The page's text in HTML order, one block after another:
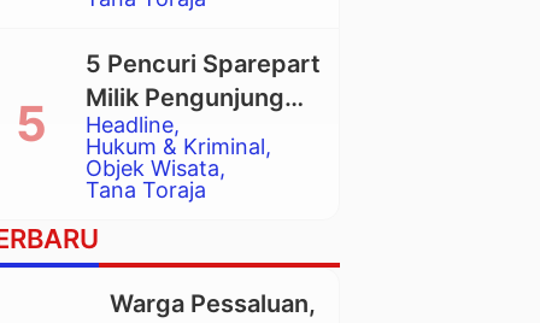
Zadrak Tombe
sebagai Bupati dan
Wakil Bupati Tana
Toraja Terpilih
Headline
Hukum & Kriminal
Objek Wisata
Tana Toraja
5 Pencuri Sparepart
Milik Pengunjung
Objek Wisata
Pango-Pango
Ditangkap Polisi
Warga Pessaluan,